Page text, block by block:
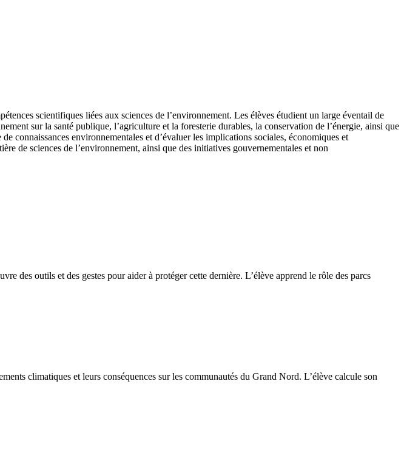
scientifiques liées aux sciences de l’environnement. Les élèves étudient un large éventail de
sur la santé publique, l’agriculture et la foresterie durables, la conservation de l’énergie, ainsi que
connaissances environnementales et d’évaluer les implications sociales, économiques et
de sciences de l’environnement, ainsi que des initiatives gouvernementales et non
des outils et des gestes pour aider à protéger cette dernière. L’élève apprend le rôle des parcs
climatiques et leurs conséquences sur les communautés du Grand Nord. L’élève calcule son